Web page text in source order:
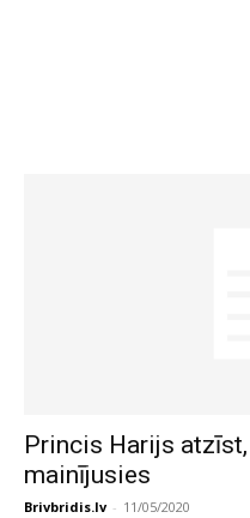
Princis Harijs
mainījusies
Brivbridis.lv - 11/05/2020